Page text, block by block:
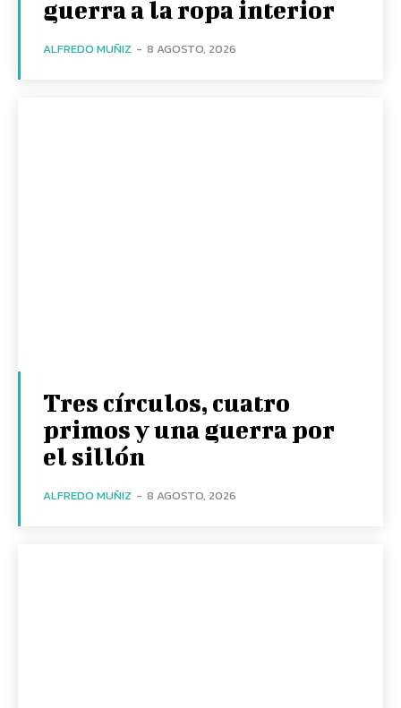
guerra a la ropa interior
ALFREDO MUÑIZ - 8 AGOSTO, 2026
Tres círculos, cuatro
primos y una guerra por
el sillón
ALFREDO MUÑIZ - 8 AGOSTO, 2026